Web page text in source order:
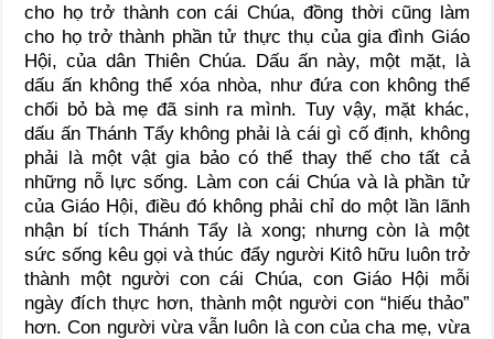
cho họ trở thành con cái Chúa, đồng thời cũng làm
cho họ trở thành phần tử thực thụ của gia đình Giáo
Hội, của dân Thiên Chúa. Dấu ấn này, một mặt, là
dấu ấn không thể xóa nhòa, như đứa con không thể
chối bỏ bà mẹ đã sinh ra mình. Tuy vậy, mặt khác,
dấu ấn Thánh Tẩy không phải là cái gì cố định, không
phải là một vật gia bảo có thể thay thế cho tất cả
những nỗ lực sống. Làm con cái Chúa và là phần tử
của Giáo Hội, điều đó không phải chỉ do một lần lãnh
nhận bí tích Thánh Tẩy là xong; nhưng còn là một
sức sống kêu gọi và thúc đẩy người Kitô hữu luôn trở
thành một người con cái Chúa, con Giáo Hội mỗi
ngày đích thực hơn, thành một người con “hiếu thảo”
hơn. Con người vừa vẫn luôn là con của cha mẹ, vừa